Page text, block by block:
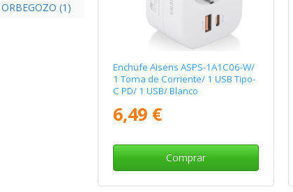
ORBEGOZO (1)
Enchufe Aisens ASPS-1A1C06-W/
1 Toma de Corriente/ 1 USB Tipo-
C PD/ 1 USB/ Blanco
6,49 €
Comprar